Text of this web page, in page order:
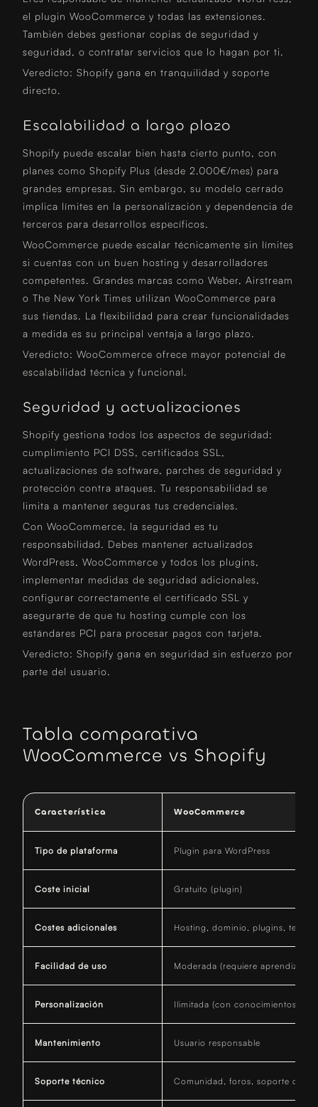
el plugin WooCommerce y todas las extensiones.
También debes gestionar copias de seguridad y
seguridad, o contratar servicios que lo hagan por ti.
Veredicto: Shopify gana en tranquilidad y soporte
directo.
Escalabilidad a largo plazo
Shopify puede escalar bien hasta cierto punto, con
planes como Shopify Plus (desde 2.000€/mes) para
grandes empresas. Sin embargo, su modelo cerrado
implica límites en la personalización y dependencia de
terceros para desarrollos específicos.
WooCommerce puede escalar técnicamente sin límites
si cuentas con un buen hosting y desarrolladores
competentes. Grandes marcas como Weber, Airstream
o The New York Times utilizan WooCommerce para
sus tiendas. La flexibilidad para crear funcionalidades
a medida es su principal ventaja a largo plazo.
Veredicto: WooCommerce ofrece mayor potencial de
escalabilidad técnica y funcional.
Seguridad y actualizaciones
Shopify gestiona todos los aspectos de seguridad:
cumplimiento PCI DSS, certificados SSL,
actualizaciones de software, parches de seguridad y
protección contra ataques. Tu responsabilidad se
limita a mantener seguras tus credenciales.
Con WooCommerce, la seguridad es tu
responsabilidad. Debes mantener actualizados
WordPress, WooCommerce y todos los plugins,
implementar medidas de seguridad adicionales,
configurar correctamente el certificado SSL y
asegurarte de que tu hosting cumple con los
estándares PCI para procesar pagos con tarjeta.
Veredicto: Shopify gana en seguridad sin esfuerzo por
parte del usuario.
Tabla comparativa
WooCommerce vs Shopify
Característica WooCommerce
Tipo de plataforma Plugin para WordPress
Coste inicial Gratuito (plugin)
Costes adicionales Hosting, dominio, plugins, temas
Facilidad de uso Moderada (requiere aprendizaje)
Personalización Ilimitada (con conocimientos
Mantenimiento Usuario responsable
Soporte técnico Comunidad, foros, soporte de